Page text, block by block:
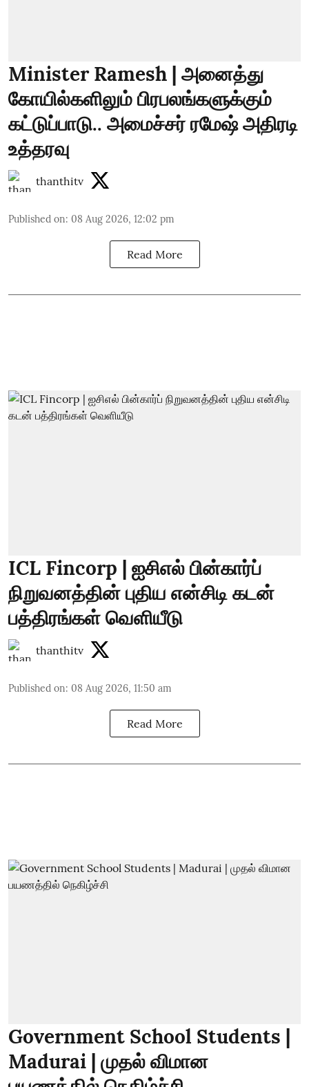
Minister Ramesh | அனைத்து
கோயில்களிலும் பிரபலங்களுக்கும்
கட்டுப்பாடு.. அமைச்சர் ரமேஷ் அதிரடி
உத்தரவு
thanthitv
Published on: 08 Aug 2026, 12:02 pm
Read More
ICL Fincorp | ஐசிஎல் பின்கார்ப்
நிறுவனத்தின் புதிய என்சிடி கடன்
பத்திரங்கள் வெளியீடு
thanthitv
Published on: 08 Aug 2026, 11:50 am
Read More
Government School Students |
Madurai | முதல் விமான